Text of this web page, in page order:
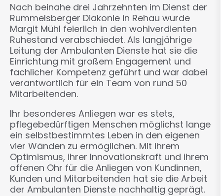
Nach beinahe drei Jahrzehnten im Dienst der
Rummelsberger Diakonie in Rehau wurde
Margit Mühl feierlich in den wohlverdienten
Ruhestand verabschiedet. Als langjährige
Leitung der Ambulanten Dienste hat sie die
Einrichtung mit großem Engagement und
fachlicher Kompetenz geführt und war dabei
verantwortlich für ein Team von rund 50
Mitarbeitenden.
Ihr besonderes Anliegen war es stets,
pflegebedürftigen Menschen möglichst lange
ein selbstbestimmtes Leben in den eigenen
vier Wänden zu ermöglichen. Mit ihrem
Optimismus, ihrer Innovationskraft und ihrem
offenen Ohr für die Anliegen von Kundinnen,
Kunden und Mitarbeitenden hat sie die Arbeit
der Ambulanten Dienste nachhaltig geprägt.